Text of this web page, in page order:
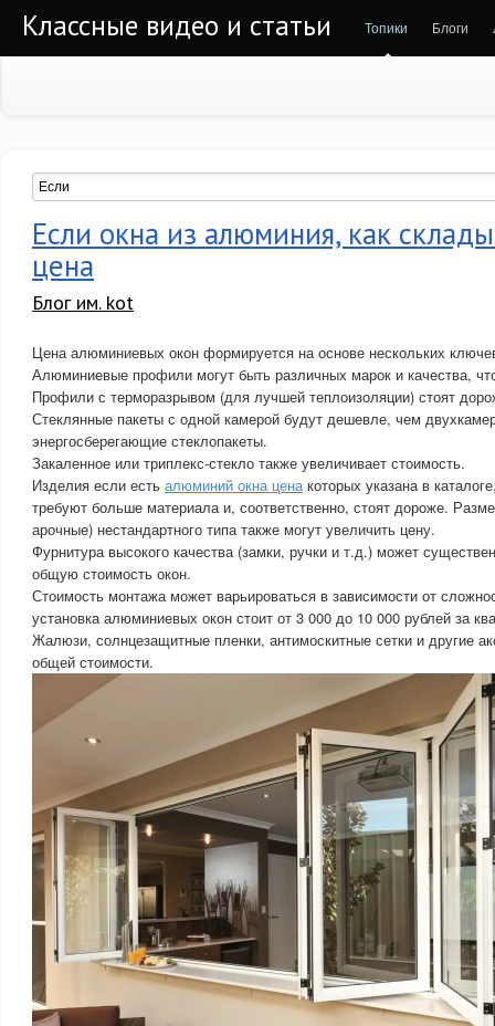
Классные видео и статьи Топики Блоги
Если окна из алюминия, как
цена
Блог им. kot
Цена алюминиевых окон формируется на основе нескольких
Алюминиевые профили могут быть различных марок и качества,
Профили с терморазрывом (для лучшей теплоизоляции) стоят
Стеклянные пакеты с одной камерой будут дешевле, чем
энергосберегающие стеклопакеты.
Закаленное или триплекс-стекло также увеличивает стоимость.
Изделия если есть алюминий окна ценакоторых указана в
требуют больше материала и, соответственно, стоят дороже.
арочные) нестандартного типа также могут увеличить цену.
Фурнитура высокого качества (замки, ручки и т.д.) может
общую стоимость окон.
Стоимость монтажа может варьироваться в зависимости от
установка алюминиевых окон стоит от 3 000 до 10 000 рублей за
Жалюзи, солнцезащитные пленки, антимоскитные сетки и другие
общей стоимости.